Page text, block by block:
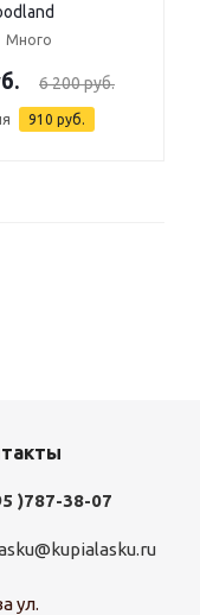
Много
6 200 руб.
910 руб.
)787-38-07
ул.